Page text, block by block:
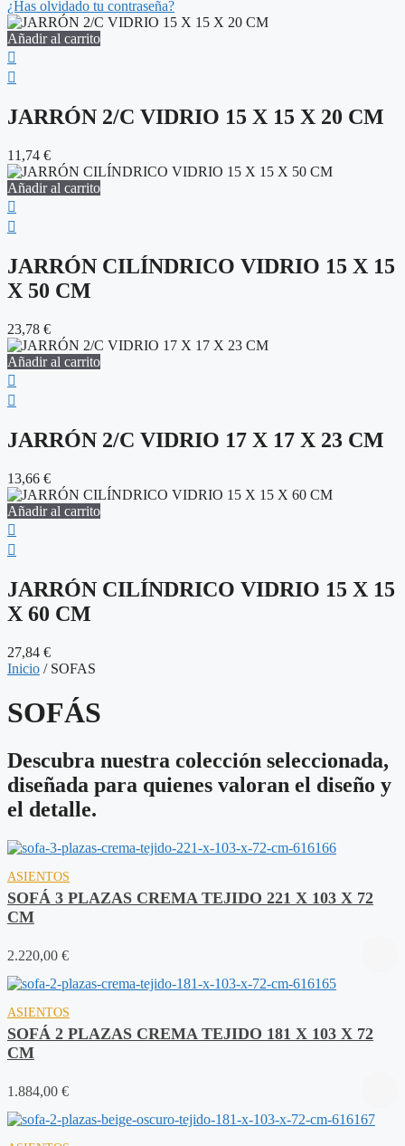
¿Has olvidado tu contraseña?
Añadir al carrito
JARRÓN 2/C VIDRIO 15 X 15 X 20 CM
11,74 €
Añadir al carrito
JARRÓN CILÍNDRICO VIDRIO 15 X 15
X 50 CM
23,78 €
Añadir al carrito
JARRÓN 2/C VIDRIO 17 X 17 X 23 CM
13,66 €
Añadir al carrito
JARRÓN CILÍNDRICO VIDRIO 15 X 15
X 60 CM
27,84 €
Inicio / SOFAS
SOFÁS
Descubra nuestra colección seleccionada,
diseñada para quienes valoran el diseño y
el detalle.
ASIENTOS
SOFÁ 3 PLAZAS CREMA TEJIDO 221 X 103 X 72
CM
2.220,00 €
ASIENTOS
SOFÁ 2 PLAZAS CREMA TEJIDO 181 X 103 X 72
CM
1.884,00 €